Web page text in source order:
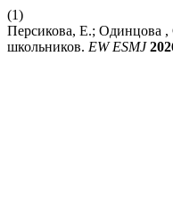
(1)
Персикова, Е.; Одинцова ,
школьников. EW ESMJ